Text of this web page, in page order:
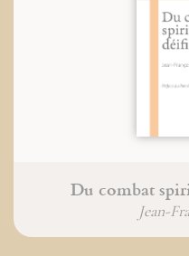
Du combat
Jean-